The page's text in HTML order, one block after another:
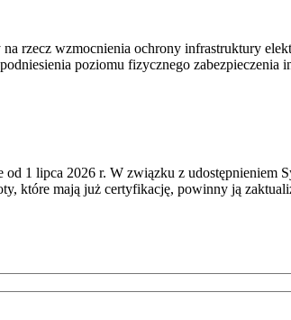
rzecz wzmocnienia ochrony infrastruktury
poziomu fizycznego zabezpieczenia
1 lipca 2026 r. W związku z udostępnieniem
które mają już certyfikację, powinny ją